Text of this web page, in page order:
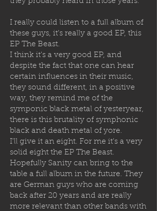
I really could listen to a full album of
these guys, it's really a good EP, this
EP The Beast.
I think it's a very good EP, and
despite the fact that one can hear
certain influences in their music,
they sound different, in a positive
way, they remind me of the
symponic black metal of yesteryear,
there is this brutality of symphonic
black and death metal of yore.
I'll give it an eight. For me it's a very
solid eight the EP The Beast.
Hopefully Sanity can bring to the
table a full album in the future. They
are German guys who are coming
back after 20 years and are really
more relevant than other bands with